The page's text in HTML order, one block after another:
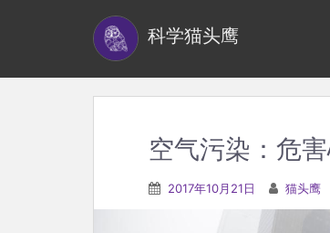
科学猫头鹰
空气污染：危
2017年10月21日 猫头鹰